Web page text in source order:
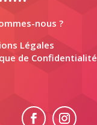
nous ?
Légales
de Confidentialité